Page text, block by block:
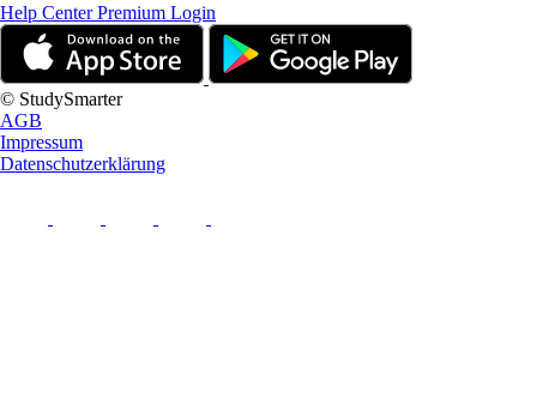
Help CenterPremium Login
© StudySmarter
AGB
Impressum
Datenschutzerklärung